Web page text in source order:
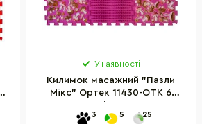
У наявності
Килимок масажний "Пазли
Мікс" Ортек 11430-OTK 6
3 5 25